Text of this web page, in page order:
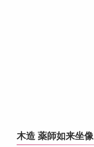
木造 薬師如来坐像